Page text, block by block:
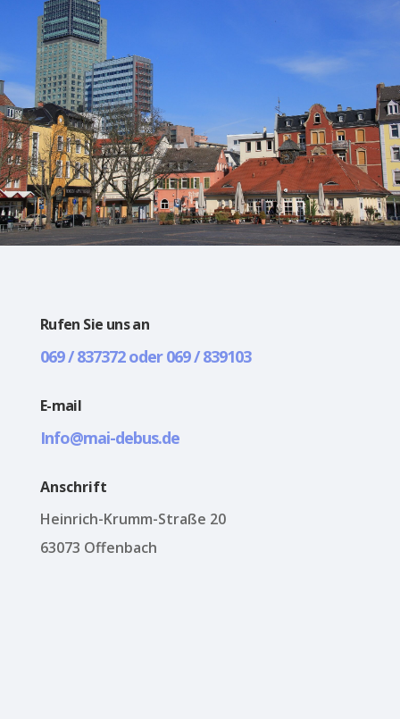
Rufen Sie uns an
069 / 837372 oder 069 / 839103
E-mail
Info@mai-debus.de
Anschrift
Heinrich-Krumm-Straße 20
63073 Offenbach